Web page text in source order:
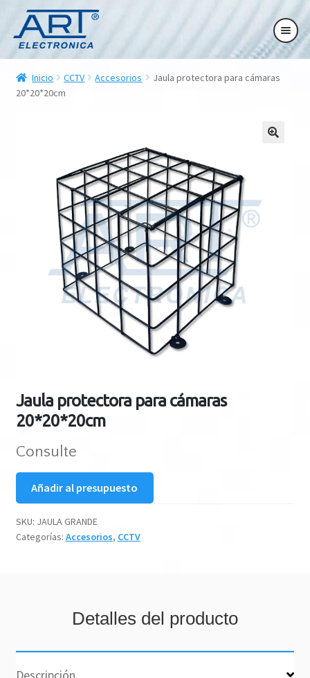
Ir
a
la
navegación
Ir
al
contenido
a
la
al
contenido
Inicio CCTV Accesorios
Jaula protectora para cámaras
20*20*20cm
Jaula protectora para cámaras
20*20*20cm
Consulte
Añadir al presupuesto
SKU: JAULA GRANDE
Categorías: Accesorios, CCTV
Detalles del producto
Descripción